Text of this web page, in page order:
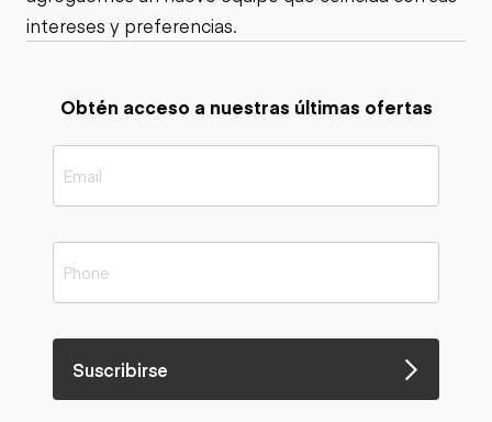
intereses y preferencias.
Obtén acceso a nuestras últimas ofertas
Suscribirse